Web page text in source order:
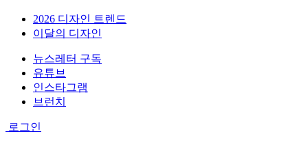
2026 디자인 트렌드
이달의 디자인
뉴스레터 구독
유튜브
인스타그램
브런치
로그인